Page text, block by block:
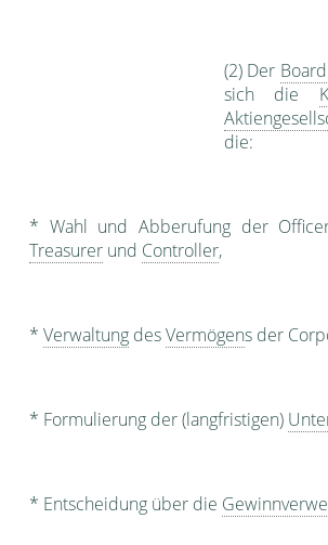
(2) Der
sich die
die:
* Wahl und Abberufung der
Treasurer und Controller,
* Verwaltung desVermögens der
* Formulierung der (langfristigen)
* Entscheidung über die